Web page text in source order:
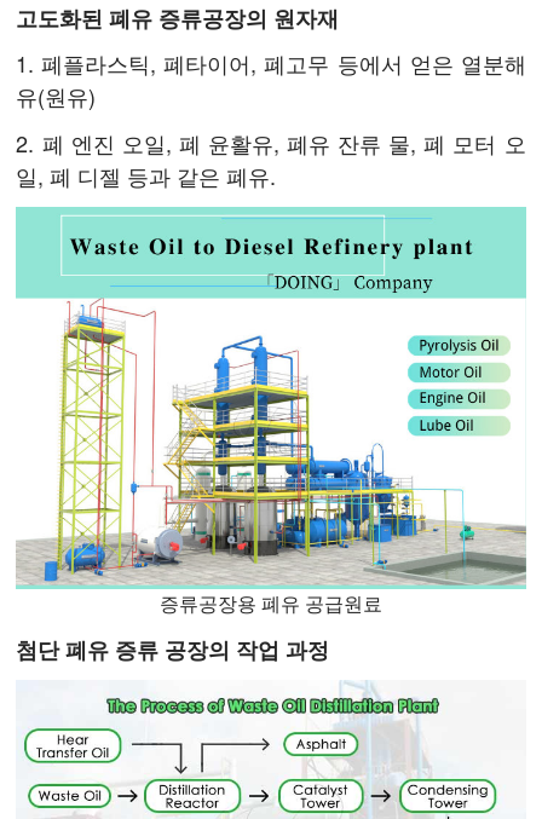
고도화된 폐유 증류공장의 원자재
1. 폐플라스틱, 폐타이어, 폐고무 등에서 얻은 열분해
유(원유)
2. 폐 엔진 오일, 폐 윤활유, 폐유 잔류 물, 폐 모터 오
일, 폐 디젤 등과 같은 폐유.
증류공장용 폐유 공급원료
첨단 폐유 증류 공장의 작업 과정